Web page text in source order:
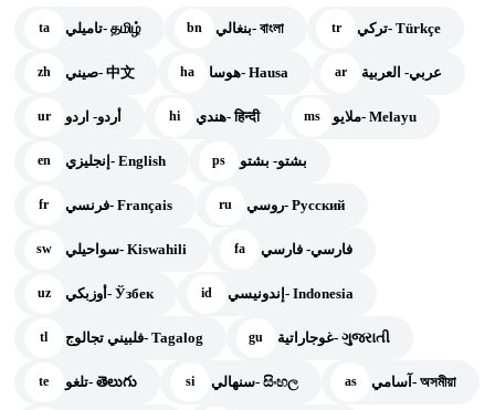
ta تاميلي- தமிழ் bn بنغالي- বাংলা tr تركي- Türkçe
zh صيني- 中文 ha هوسا- Hausa ar عربي- العربية
ur أردو- اردو hi هندي- हिन्दी ms ملايو- Melayu
en إنجليزي- English ps بشتو- بشتو
fr فرنسي- Français ru روسي- Русский
sw سواحيلي- Kiswahili fa فارسي- فارسي
uz أوزبكي- Ўзбек id إندونيسي- Indonesia
tl فلبيني تجالوج- Tagalog gu غوجاراتية- ગુજરાતી
te تلغو- తెలుగు si سنهالي- සිංහල as آسامي- অসমীয়া